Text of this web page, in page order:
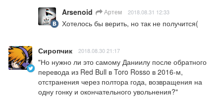
Arsenoid Артем 2018.08.31 12:33
Хотелось бы верить, но так не получится(
Сиропчик 2018.08.30 21:17
"Но нужно ли это самому Даниилу после обратного
перевода из Red Bull в Toro Rosso в 2016-м,
отстранения через полтора года, возвращения на
одну гонку и окончательного увольнения?"